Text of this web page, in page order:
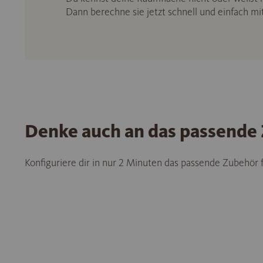
Dann berechne sie jetzt schnell und einfach
Denke auch an das
Konfiguriere dir in nur 2 Minuten das passende